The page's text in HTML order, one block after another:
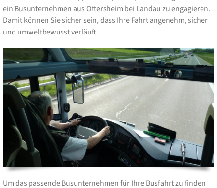
ein Busunternehmen aus Ottersheim bei Landau zu engagieren.
Damit können Sie sicher sein, dass Ihre Fahrt angenehm, sicher
und umweltbewusst verläuft.
Um das passende Busunternehmen für Ihre Busfahrt zu finden